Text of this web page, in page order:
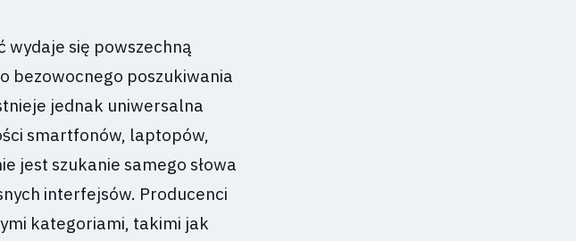
wydaje się powszechną
bezowocnego poszukiwania
jednak uniwersalna
smartfonów, laptopów,
jest szukanie samego słowa
interfejsów. Producenci
kategoriami, takimi jak